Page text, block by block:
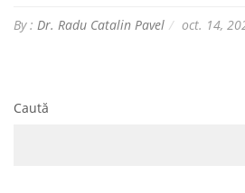
By : Dr. Radu Catalin Pavel oct. 14,
Caută